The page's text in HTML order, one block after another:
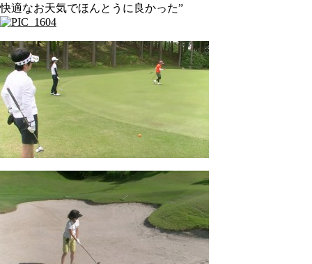
快適なお天気でほんとうに良かった”